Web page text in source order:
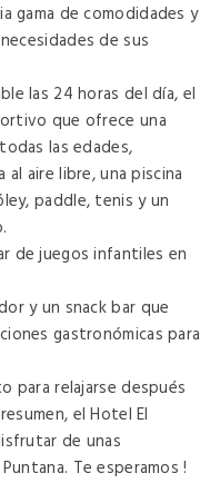
gama de comodidades y
de sus
las 24 horas del día, el
que ofrece una
las edades,
al aire libre, una piscina
paddle, tenis y un
de juegos infantiles en
y un snack bar que
gastronómicas para
para relajarse después
el Hotel El
de unas
Te esperamos !